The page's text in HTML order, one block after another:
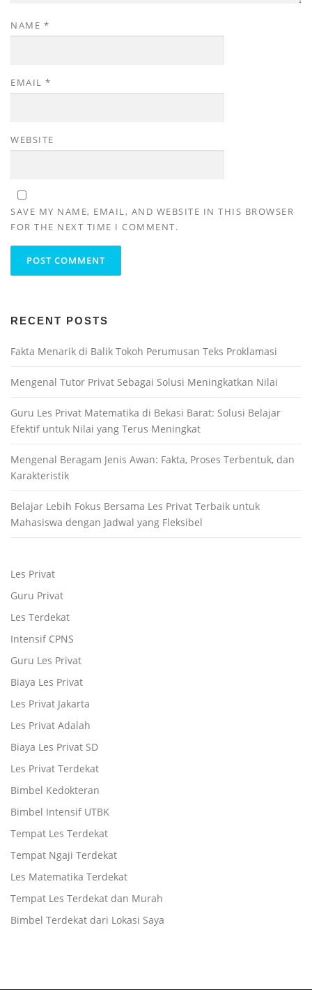
NAME *
EMAIL *
WEBSITE
SAVE MY NAME, EMAIL, AND WEBSITE IN THIS BROWSER
FOR THE NEXT TIME I COMMENT.
RECENT POSTS
Fakta Menarik di Balik Tokoh Perumusan Teks Proklamasi
Mengenal Tutor Privat Sebagai Solusi Meningkatkan Nilai
Guru Les Privat Matematika di Bekasi Barat: Solusi Belajar
Efektif untuk Nilai yang Terus Meningkat
Mengenal Beragam Jenis Awan: Fakta, Proses Terbentuk, dan
Karakteristik
Belajar Lebih Fokus Bersama Les Privat Terbaik untuk
Mahasiswa dengan Jadwal yang Fleksibel
Les Privat
Guru Privat
Les Terdekat
Intensif CPNS
Guru Les Privat
Biaya Les Privat
Les Privat Jakarta
Les Privat Adalah
Biaya Les Privat SD
Les Privat Terdekat
Bimbel Kedokteran
Bimbel Intensif UTBK
Tempat Les Terdekat
Tempat Ngaji Terdekat
Les Matematika Terdekat
Tempat Les Terdekat dan Murah
Bimbel Terdekat dari Lokasi Saya